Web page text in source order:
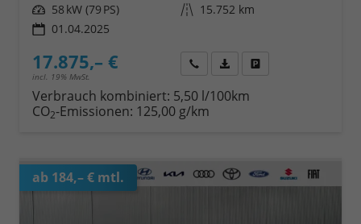
Leistung 58 kW (79 PS) Kilometerstand 15.752 km
01.04.2025
17.875,– €
incl. 19% MwSt.
Wir rufen Sie anFahrzeugexposé (PDF)
Verbrauch kombiniert: 5,50 l/100km
CO2-Emissionen: 125,00 g/km
ab 184,– € mtl.